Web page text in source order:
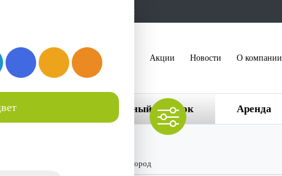
Заказать звонок
Услуги Клиентам Вакансии Акции Новости О компании
Квартиры Коттеджный поселок Аренда
Город